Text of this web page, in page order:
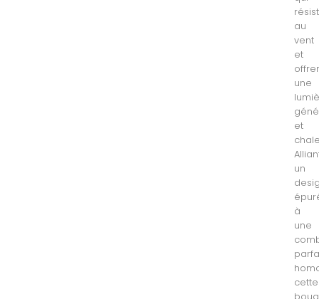
au
vent
et
une
et
un
à
une
cette